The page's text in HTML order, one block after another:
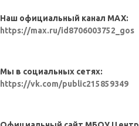
Наш официальный канал MAX:
https://max.ru/id8706003752_gos
Мы в социальных сетях:
https://vk.com/public215859349